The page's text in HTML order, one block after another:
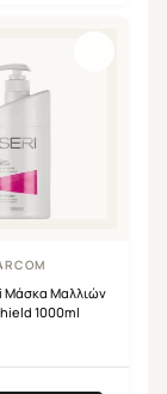
Μάσκα Μαλλιών
1000ml